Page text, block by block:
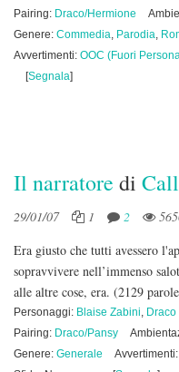
Pairing: Draco/Hermione
Genere: Commedia, Parodia,
Avvertimenti: OOC (Fuori
[Segnala]
Il narratore di
29/01/07 1 2
Era giusto che tutti avessero
sopravvivere nell’immenso
alle altre cose, era. (2129
Personaggi: Blaise Zabini, Draco
Pairing: Draco/Pansy
Genere: Generale